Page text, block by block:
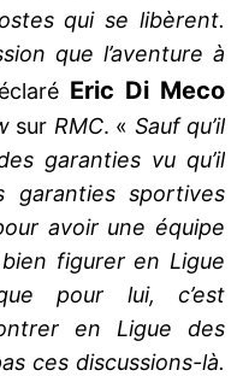
qui se libèrent.
que l’aventure à
Eric Di Meco
sur RMC. « Sauf qu’il
garanties vu qu’il
garanties sportives
avoir une équipe
figurer en Ligue
pour lui, c’est
en Ligue des
ces discussions-là.